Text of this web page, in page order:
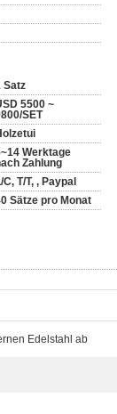
Satz
5500 ~
SET
Werktage
Zahlung
C, T/T, , Paypal
Sätze pro Monat
Edelstahl ab